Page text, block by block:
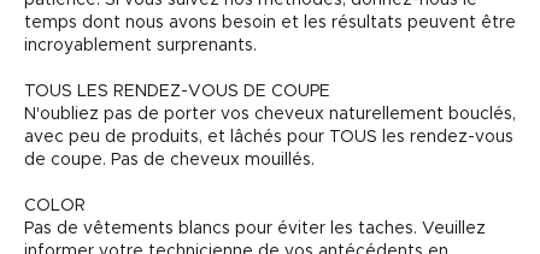
temps dont nous avons besoin et les résultats peuvent être
incroyablement surprenants.
TOUS LES RENDEZ-VOUS DE COUPE
N'oubliez pas de porter vos cheveux naturellement bouclés,
avec peu de produits, et lâchés pour TOUS les rendez-vous
de coupe. Pas de cheveux mouillés.
COLOR
Pas de vêtements blancs pour éviter les taches. Veuillez